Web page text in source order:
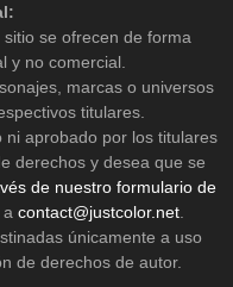
se ofrecen de forma
y no comercial.
marcas o universos
titulares.
ni aprobado por los titulares
derechos y desea que se
de nuestro formulario de
contact@justcolor.net.
únicamente a uso
de derechos de autor.